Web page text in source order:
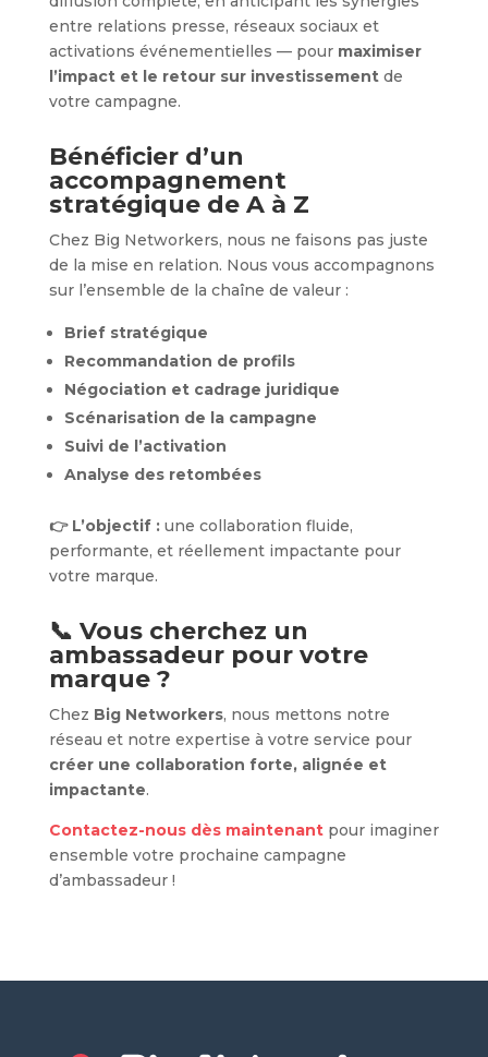
entre relations presse, réseaux sociaux et
activations événementielles — pour maximiser
l’impact et le retour sur investissementde
votre campagne.
Bénéficier d’un
accompagnement
stratégique de A à Z
Chez Big Networkers, nous ne faisons pas juste
de la mise en relation. Nous vous accompagnons
sur l’ensemble de la chaîne de valeur :
Brief stratégique
Recommandation de profils
Négociation et cadrage juridique
Scénarisation de la campagne
Suivi de l’activation
Analyse des retombées
👉 L’objectif : une collaboration fluide,
performante, et réellement impactante pour
votre marque.
📞 Vous cherchez un
ambassadeur pour votre
marque ?
Chez Big Networkers, nous mettons notre
réseau et notre expertise à votre service pour
créer une collaboration forte, alignée et
impactante.
Contactez-nous dès maintenantpour imaginer
ensemble votre prochaine campagne
d’ambassadeur !